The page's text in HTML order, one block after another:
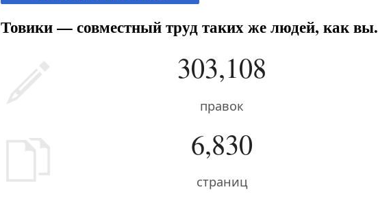
Товики — совместный труд таких же людей, как вы.
303,108
правок
6,830
страниц